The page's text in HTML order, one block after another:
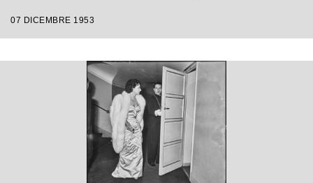
con la regia di Tatiana Pavlova
07 DICEMBRE 1953